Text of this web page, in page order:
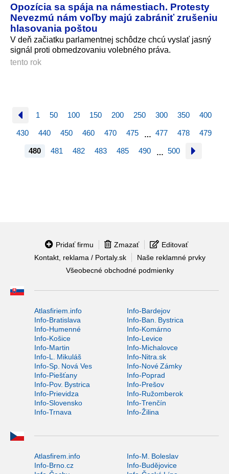
Opozícia sa spája na námestiach. Protesty
Nevezmú nám voľby majú zabrániť zrušeniu
hlasovania poštou
V deň začiatku parlamentnej schôdze chcú vyslať jasný
signál proti obmedzovaniu volebného práva.
tento rok
1 50 100 150 200 250 300 350 400
430 440 450 460 470 475 … 477 478 479
480 481 482 483 485 490 … 500
Pridať firmu Zmazať
Editovať
Kontakt, reklama / Portaly.sk
Naše reklamné prvky
Všeobecné obchodné podmienky
Atlasfiriem.info
Info-Bardejov
Info-Bratislava
Info-Ban. Bystrica
Info-Humenné
Info-Komárno
Info-Košice
Info-Levice
Info-Martin
Info-Michalovce
Info-L. Mikuláš
Info-Nitra.sk
Info-Sp. Nová Ves
Info-Nové Zámky
Info-Piešťany
Info-Poprad
Info-Pov. Bystrica
Info-Prešov
Info-Prievidza
Info-Ružomberok
Info-Slovensko
Info-Trenčín
Info-Trnava
Info-Žilina
Atlasfirem.info
Info-M. Boleslav
Info-Brno.cz
Info-Budějovice